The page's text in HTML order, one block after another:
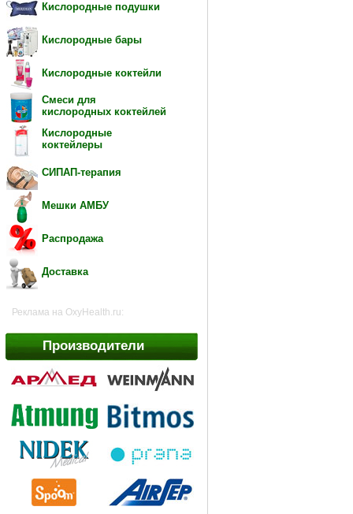
Кислородные подушки
Кислородные бары
Кислородные коктейли
Смеси для
кислородных коктейлей
Кислородные
коктейлеры
СИПАП-терапия
Мешки АМБУ
Распродажа
Доставка
Реклама на OxyHealth.ru:
Производители